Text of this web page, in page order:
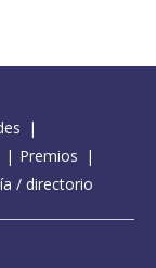
Premios
/ directorio